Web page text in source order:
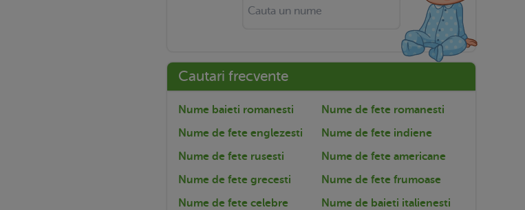
Cautari frecvente
Nume baieti romanesti
Nume de fete romanesti
Nume de fete englezesti
Nume de fete indiene
Nume de fete rusesti
Nume de fete americane
Nume de fete grecesti
Nume de fete frumoase
Nume de fete celebre
Nume de baieti italienesti